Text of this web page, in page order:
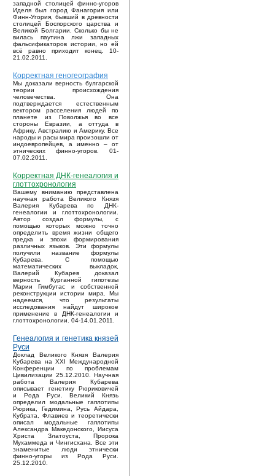
западной столицей финно-угоров
Иделя был город Фанагория или
Финн-Угория, бывший в древности
столицей Боспорского царства и
Великой Болгарии. Сколько бы не
вилась паутина лжи западных
фальсификаторов истории, но ей
всё равно приходит конец. 10-
21.02.2011.
Корректная геногеография
Мы доказали верность булгарской
теории происхождения
человечества. Она
подтверждается естественным
вектором расселения людей по
планете из Поволжья во все
стороны Евразии, а оттуда в
Африку, Австралию и Америку. Все
народы и расы мира произошли от
индоевропейцев, а именно – от
этнических финно-угоров. 01-
07.02.2011.
Корректная ДНК-генеалогия и
глоттохронология
Вашему вниманию представлена
научная работа Великого Князя
Валерия Кубарева по ДНК-
генеалогии и глоттохронологии.
Автор создал формулы, с
помощью которых можно точно
определить время жизни общего
предка и эпохи формирования
различных языков. Эти формулы
получили название формулы
Кубарева. С помощью
математических выкладок,
Валерий Кубарев доказал
верность Курганной гипотезы
Марии Гимбутас и собственной
реконструкции истории мира. Мы
надеемся, что результаты
исследования найдут широкое
применение в ДНК-генеалогии и
глоттохронологии. 04-14.01.2011.
Генеалогия и генетика князей
Руси
Доклад Великого Князя Валерия
Кубарева на XXI Международной
Конференции по проблемам
Цивилизации 25.12.2010. Научная
работа Валерия Кубарева
описывает генетику Рюриковичей
и Рода Руси. Великий Князь
определил модальные гаплотипы
Рюрика, Гедимина, Русь Айдара,
Кубрата, Флавиев и теоретически
описал модальные гаплотипы
Александра Македонского, Иисуса
Христа Златоуста, Пророка
Мухаммеда и Чингисхана. Все эти
знаменитые люди этнически
финно-угоры из Рода Руси.
25.12.2010.